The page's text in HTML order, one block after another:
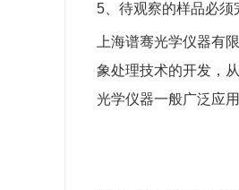
5、待观察的样品必须
上海谱骞光学仪器有
象处理技术的开发，
光学仪器一般广泛应